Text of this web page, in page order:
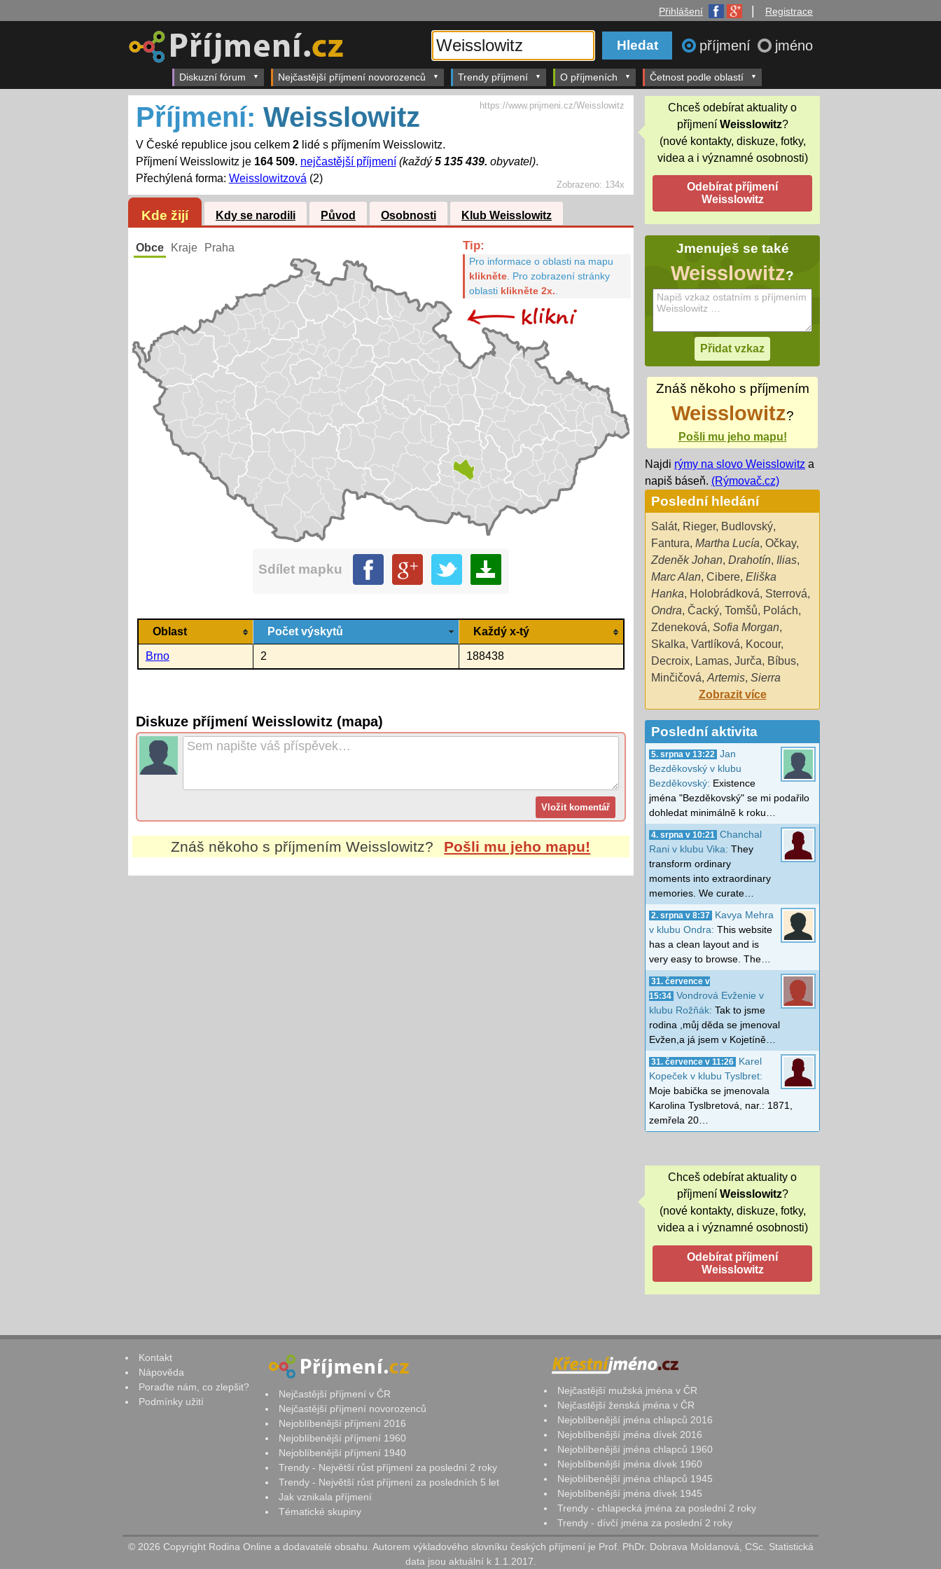
Přihlášení Registrace
příjmení jméno
Diskuzní fórum Nejčastější příjmení novorozenců Trendy příjmení O příjmeních Četnost podle oblastí
Zobrazeno: 134x
Příjmení: Weisslowitz
V České republice jsou celkem 2lidé s příjmením Weisslowitz.
Příjmení Weisslowitz je 164 509. nejčastější příjmení (každý5 135 439. obyvatel).
Přechýlená forma: Weisslowitzová (2)
https://www.prijmeni.cz/Weisslowitz
Kde žijí Kdy se narodili Původ Osobnosti Klub Weisslowitz
Obce Kraje Praha Tip:
Pro informace o oblasti na mapu
klikněte. Pro zobrazení stránky
oblasti klikněte 2x.
Sdílet mapku
Oblast Počet výskytů Každý x-tý
Brno 2 188438
Diskuze příjmení Weisslowitz (mapa)
Znáš někoho s příjmenímWeisslowitz? Pošli mu jeho mapu!
Chceš odebírat aktuality o
příjmení Weisslowitz?
(nové kontakty, diskuze, fotky,
videa a i významné osobnosti)
Jmenuješ se také
Weisslowitz?
Znáš někoho s příjmením
Weisslowitz?
Pošli mu jeho mapu!
Najdi rýmy na slovo Weisslowitz a
napiš báseň. (Rýmovač.cz)
Poslední hledání
Salát, Rieger, Budlovský,
Fantura, Martha Lucía, Očkay,
Zdeněk Johan, Drahotín, Ilias,
Marc Alan, Cibere, Eliška
Hanka, Holobrádková, Sterrová,
Ondra, Čacký, Tomšů, Polách,
Zdeneková, Sofia Morgan,
Skalka, Vartlíková, Kocour,
Decroix, Lamas, Jurča, Bíbus,
Minčičová, Artemis, Sierra
Zobrazit více
Poslední aktivita
5. srpna v 13:22
Jan
Bezděkovský v klubu
Bezděkovský: Existence
jména "Bezděkovský" se mi podařilo
dohledat minimálně k roku…
4. srpna v 10:21
Chanchal
Rani v klubu Vika: They
transform ordinary
moments into extraordinary
memories. We curate…
2. srpna v 8:37
Kavya Mehra
v klubu Ondra: This website
has a clean layout and is
very easy to browse. The…
31. července v
15:34 Vondrová Evženie v
klubu Rožňák: Tak to jsme
rodina ,můj děda se jmenoval
Evžen,a já jsem v Kojetíně…
31. července v 11:26
Karel
Kopeček v klubu Tyslbret:
Moje babička se jmenovala
Karolina Tyslbretová, nar.: 1871,
zemřela 20…
Chceš odebírat aktuality o
příjmení Weisslowitz?
(nové kontakty, diskuze, fotky,
videa a i významné osobnosti)
Kontakt
Nápověda
Poraďte nám, co zlepšit?
Podmínky užití
Nejčastější příjmení v ČR
Nejčastější příjmení novorozenců
Nejoblíbenější příjmení 2016
Nejoblíbenější příjmení 1960
Nejoblíbenější příjmení 1940
Trendy - Největší růst příjmení za poslední 2 roky
Trendy - Největší růst příjmení za posledních 5 let
Jak vznikala příjmení
Tématické skupiny
Nejčastější mužská jména v ČR
Nejčastější ženská jména v ČR
Nejoblíbenější jména chlapců 2016
Nejoblíbenější jména dívek 2016
Nejoblíbenější jména chlapců 1960
Nejoblíbenější jména dívek 1960
Nejoblíbenější jména chlapců 1945
Nejoblíbenější jména dívek 1945
Trendy - chlapecká jména za poslední 2 roky
Trendy - dívčí jména za poslední 2 roky
© 2026 Copyright Rodina Online a dodavatelé obsahu. Autorem výkladového slovníku českých příjmení je Prof. PhDr. Dobrava Moldanová, CSc. Statistická
data jsou aktuální k 1.1.2017.